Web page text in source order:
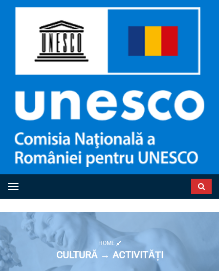
Toggle navigation
HOME
CULTURĂ → ACTIVITĂȚI